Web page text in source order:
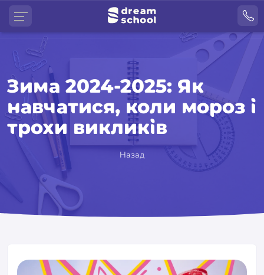
Зима 2024-2025: Як
навчатися, коли мороз і
трохи викликів